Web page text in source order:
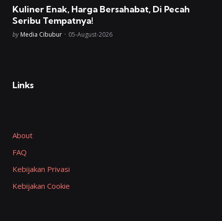
Kuliner Enak, Harga Bersahabat, Di Pecah
Seribu Tempatnya!
Posted
by Media Cibubur 05-August-2026
Links
About
FAQ
Kebijakan Privasi
Kebijakan Cookie